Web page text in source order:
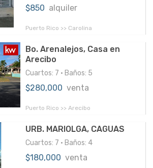
$850 alquiler
Puerto Rico >> Carolina
Bo. Arenalejos, Casa en
Arecibo
Cuartos: 7 • Baños: 5
$280,000 venta
Puerto Rico >> Arecibo
URB. MARIOLGA, CAGUAS
Cuartos: 7 • Baños: 4
$180,000 venta